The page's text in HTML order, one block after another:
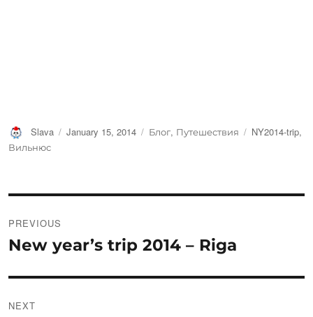
Author
Slava
Posted
January 15, 2014 Categories
Блог, Путешествия Tags
NY2014-trip,
Вильнюс
navigation
PREVIOUS
Previous
New year’s trip 2014 – Riga
NEXT